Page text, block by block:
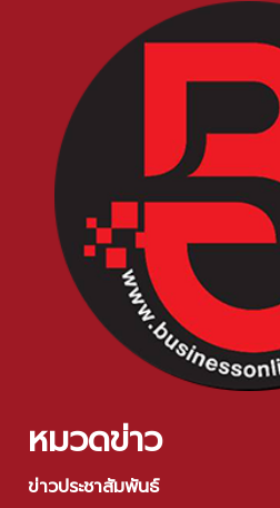
หมวดข่าว
ข่าวประชาสัมพันธ์